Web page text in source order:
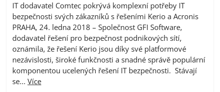
IT dodavatel Comtec pokrývá komplexní potřeby IT
bezpečnosti svých zákazníků s řešeními Kerio a Acronis
PRAHA, 24. ledna 2018 – Společnost GFI Software,
dodavatel řešení pro bezpečnost podnikových sítí,
oznámila, že řešení Kerio jsou díky své platformové
nezávislosti, široké funkčnosti a snadné správě populární
komponentou ucelených řešení IT bezpečnosti. Stávají
se... Více